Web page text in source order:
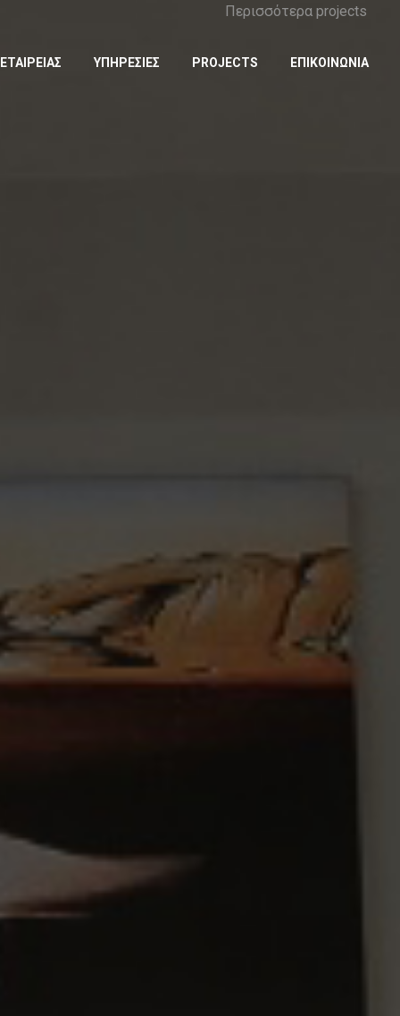
Περισσότερα projects
ΥΠΗΡΕΣΙΕΣ PROJECTS ΕΠΙΚΟΙΝΩΝΙΑ